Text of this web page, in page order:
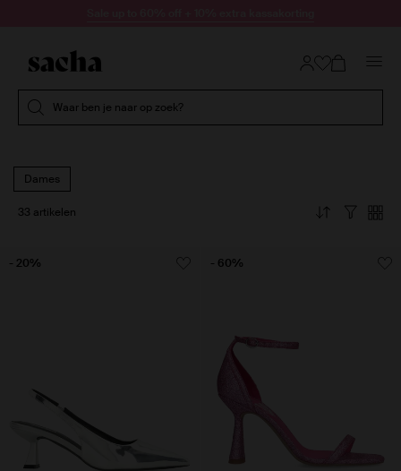
Waar ben je naar op zoek?
Dames
33 artikelen
- 20% - 60%